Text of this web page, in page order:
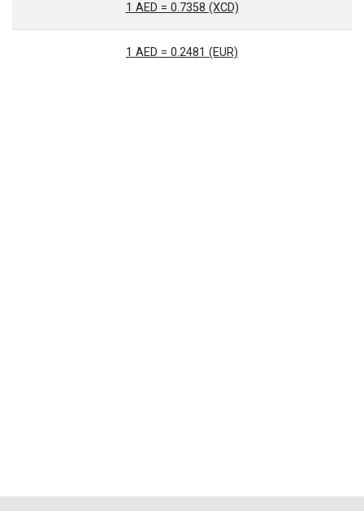
1 AED = 0.7358 (XCD)
1 AED = 0.2481 (EUR)